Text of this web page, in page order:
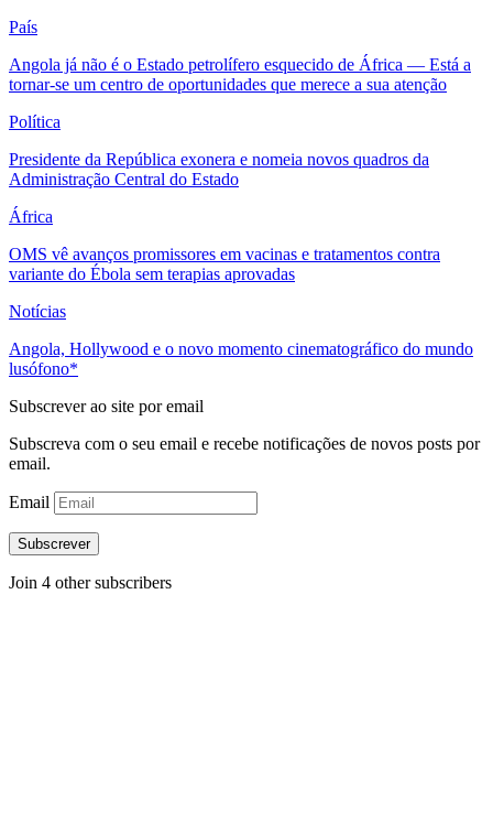
País
Angola já não é o Estado petrolífero esquecido de África — Está a
tornar-se um centro de oportunidades que merece a sua atenção
Política
Presidente da República exonera e nomeia novos quadros da
Administração Central do Estado
África
OMS vê avanços promissores em vacinas e tratamentos contra
variante do Ébola sem terapias aprovadas
Notícias
Angola, Hollywood e o novo momento cinematográfico do mundo
lusófono*
Subscrever ao site por email
Subscreva com o seu email e recebe notificações de novos posts por
email.
Email
Subscrever
Join 4 other subscribers